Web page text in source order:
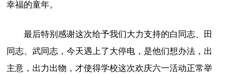
幸福的童年。
最后特别感谢这次给予我们大力支持的白同志、田
同志、武同志，今天遇上了大停电，是他们想办法，出
主意，出力出物，才使得学校这次欢庆六一活动正常举